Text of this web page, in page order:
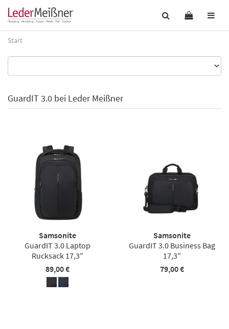
Start
GuardIT 3.0 bei Leder Meißner
Samsonite
GuardIT 3.0 Laptop
Rucksack 17,3″
89,00 €
Samsonite
GuardIT 3.0 Business Bag
17,3″
79,00 €